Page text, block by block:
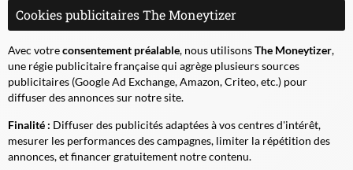
Cookies publicitaires The Moneytizer
Avec votreconsentement préalable, nous utilisonsThe Moneytizer,
une régie publicitaire française qui agrège plusieurs sources
publicitaires (Google Ad Exchange, Amazon, Criteo, etc.) pour
diffuser des annonces sur notre site.
Finalité : Diffuser des publicités adaptées à vos centres d'intérêt,
mesurer les performances des campagnes, limiter la répétition des
annonces, et financer gratuitement notre contenu.